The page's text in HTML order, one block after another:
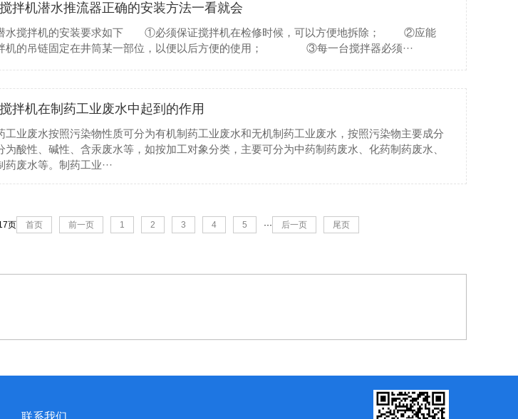
拌机潜水推流器正确的安装方法一看就会
水搅拌机的安装要求如下 ①必须保证搅拌机在检修时候，可以方便地拆除； ②应能
机的吊链固定在井筒某一部位，以便以后方便的使用； ③每一台搅拌器必须···
拌机在制药工业废水中起到的作用
业废水按照污染物性质可分为有机制药工业废水和无机制药工业废水，按照污染物主要成分
为酸性、碱性、含汞废水等，如按加工对象分类，主要可分为中药制药废水、化药制药废水、
药废水等。制药工业···
页 首页 前一页 1 2 3 4 5 ··· 后一页 尾页
联系我们